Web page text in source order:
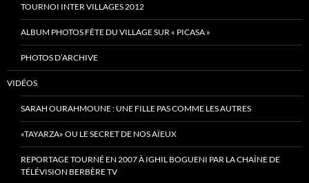
TOURNOI INTER VILLAGES 2012
ALBUM PHOTOS FÊTE DU VILLAGE SUR « PICASA »
PHOTOS D’ARCHIVE
VIDÉOS
SARAH OURAHMOUNE : UNE FILLE PAS COMME LES AUTRES
«TAYARZA» OU LE SECRET DE NOS AÏEUX
REPORTAGE TOURNÉ EN 2007 À IGHIL BOGUENI PAR LA CHAÎNE DE
TÉLÉVISION BERBÈRE TV